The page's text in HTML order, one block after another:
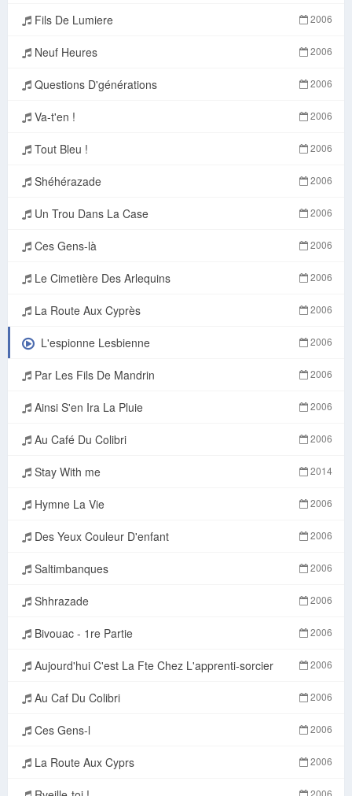
Fils De Lumiere 2006
Neuf Heures 2006
Questions D'générations 2006
Va-t'en ! 2006
Tout Bleu ! 2006
Shéhérazade 2006
Un Trou Dans La Case 2006
Ces Gens-là 2006
Le Cimetière Des Arlequins 2006
La Route Aux Cyprès 2006
L'espionne Lesbienne 2006
Par Les Fils De Mandrin 2006
Ainsi S'en Ira La Pluie 2006
Au Café Du Colibri 2006
Stay With me 2014
Hymne La Vie 2006
Des Yeux Couleur D'enfant 2006
Saltimbanques 2006
Shhrazade 2006
Bivouac - 1re Partie 2006
Aujourd'hui C'est La Fte Chez L'apprenti-sorcier 2006
Au Caf Du Colibri 2006
Ces Gens-l 2006
La Route Aux Cyprs 2006
2006